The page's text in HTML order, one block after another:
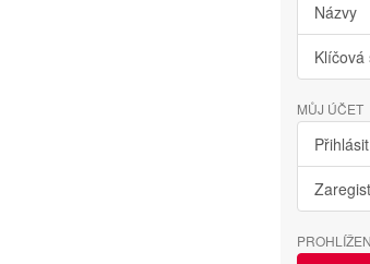
Názvy
Klíčová
MŮJ ÚČET